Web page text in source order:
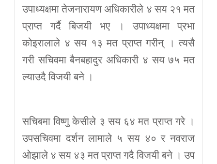
उपाध्यक्षमा तेजनारायण अधिकारीले ४ सय २१ मत
प्राप्त गर्दै बिजयी भए । उपाध्यक्षमा प्रभा
कोइरालाले ४ सय १३ मत प्राप्त गरीन् । त्यसै
गरी सचिवमा बैनबहादुर अधिकारी ४ सय ७५ मत
ल्याउदै विजयी बने ।
सचिबमा विष्णु केसीले ३ सय ६४ मत प्राप्त गरे ।
उपसचिवमा दर्शन लामाले ५ सय ४० र नवराज
ओझाले ४ सय ४३ मत प्राप्त गदै विजयी बने । उप